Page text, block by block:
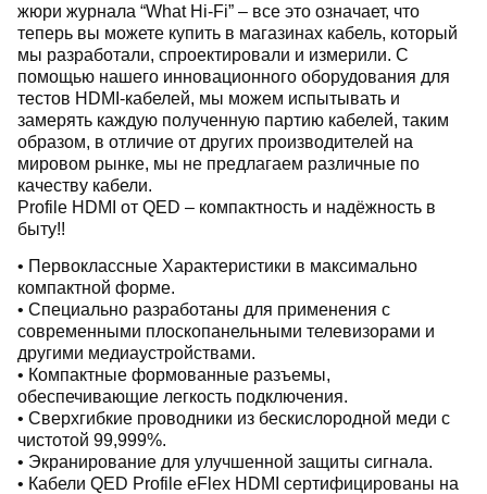
жюри журнала “What Hi-Fi” – все это означает, что
теперь вы можете купить в магазинах кабель, который
мы разработали, спроектировали и измерили. С
помощью нашего инновационного оборудования для
тестов HDMI-кабелей, мы можем испытывать и
замерять каждую полученную партию кабелей, таким
образом, в отличие от других производителей на
мировом рынке, мы не предлагаем различные по
качеству кабели.
Profile HDMI от QED – компактность и надёжность в
быту!!
• Первоклассные Характеристики в максимально
компактной форме.
• Специально разработаны для применения с
современными плоскопанельными телевизорами и
другими медиаустройствами.
• Компактные формованные разъемы,
обеспечивающие легкость подключения.
• Сверхгибкие проводники из бескислородной меди с
чистотой 99,999%.
• Экранирование для улучшенной защиты сигнала.
• Кабели QED Profile eFlex HDMI сертифицированы на